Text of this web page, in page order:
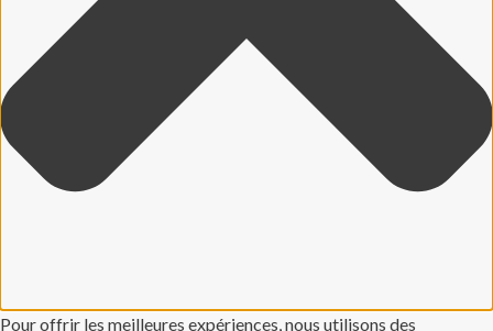
Pour offrir les meilleures expériences, nous utilisons des